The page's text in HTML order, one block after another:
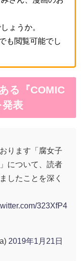
ょうか。
も閲覧可能でし
る『COMIC
表
ります「腐女子
について、読者
したことを深く
323XfP4
2019年1月21日